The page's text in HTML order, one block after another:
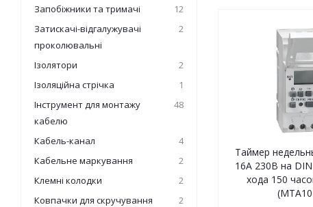
Таймер
16А 230В на
хода 150
Запобіжники та тримачі
12
Затискачі-відгалужувачі
проколювальні
2
Ізолятори
2
Ізоляційна стрічка
1
Інструмент для монтажу
кабелю
48
Кабель-канал
4
Кабельне маркування
2
Клемні колодки
2
Ковпачки для скручування
2